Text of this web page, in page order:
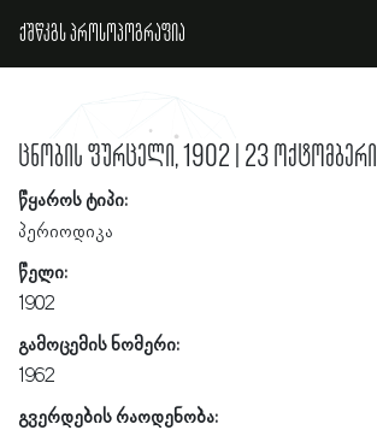
ქშწკგს პროსოპოგრაფია
ცნობის ფურცელი, 1902 | 23 ოქტომბერი
წყაროს ტიპი:
პერიოდიკა
წელი:
1902
გამოცემის ნომერი:
1962
გვერდების რაოდენობა: